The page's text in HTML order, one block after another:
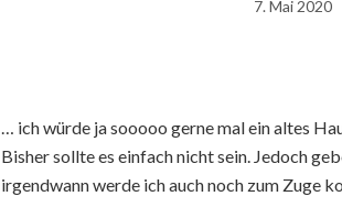
7. Mai 2020
… ich würde ja sooooo gerne mal ein altes
Bisher sollte es einfach nicht sein. Jedoch
irgendwann werde ich auch noch zum Zuge